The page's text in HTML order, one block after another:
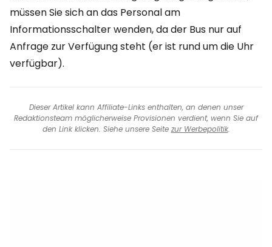
müssen Sie sich an das Personal am
Informationsschalter wenden, da der Bus nur auf
Anfrage zur Verfügung steht (er ist rund um die Uhr
verfügbar).
Dieser Artikel kann Affiliate-Links enthalten, an denen unser
Redaktionsteam möglicherweise Provisionen verdient, wenn Sie auf
den Link klicken. Siehe unsere Seite zur Werbepolitik.